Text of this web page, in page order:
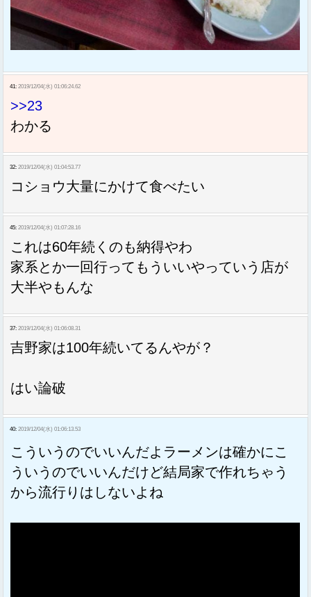
41: 2019/12/04(水) 01:06:24.62
>>23
わかる
32: 2019/12/04(水) 01:04:53.77
コショウ大量にかけて食べたい
45: 2019/12/04(水) 01:07:28.16
これは60年続くのも納得やわ
家系とか一回行ってもういいやっていう店が
大半やもんな
37: 2019/12/04(水) 01:06:08.31
吉野家は100年続いてるんやが？
はい論破
40: 2019/12/04(水) 01:06:13.53
こういうのでいいんだよラーメンは確かにこ
ういうのでいいんだけど結局家で作れちゃう
から流行りはしないよね